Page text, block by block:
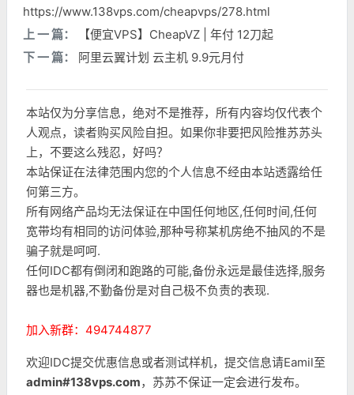
https://www.138vps.com/cheapvps/278.html
上 一 篇：
【便宜VPS】CheapVZ | 年付 12刀起
下 一 篇：
阿里云翼计划 云主机 9.9元月付
本站仅为分享信息，绝对不是推荐，所有内容均仅代表个
人观点，读者购买风险自担。如果你非要把风险推苏苏头
上，不要这么残忍，好吗？
本站保证在法律范围内您的个人信息不经由本站透露给任
何第三方。
所有网络产品均无法保证在中国任何地区,任何时间,任何
宽带均有相同的访问体验,那种号称某机房绝不抽风的不是
骗子就是呵呵.
任何IDC都有倒闭和跑路的可能,备份永远是最佳选择,服务
器也是机器,不勤备份是对自己极不负责的表现.
加入新群：494744877
欢迎IDC提交优惠信息或者测试样机，提交信息请Eamil至
admin#138vps.com，苏苏不保证一定会进行发布。